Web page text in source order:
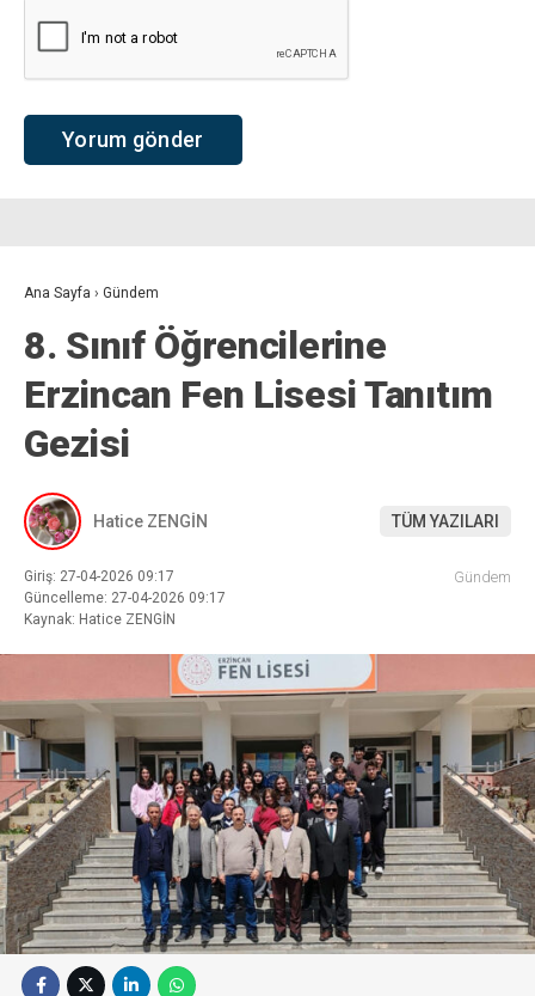
Ana Sayfa › Gündem
8. Sınıf Öğrencilerine
Erzincan Fen Lisesi Tanıtım
Gezisi
Hatice ZENGİN TÜM YAZILARI
Giriş: 27-04-2026 09:17
Güncelleme: 27-04-2026 09:17
Kaynak: Hatice ZENGİN
Gündem